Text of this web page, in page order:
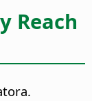
Reach